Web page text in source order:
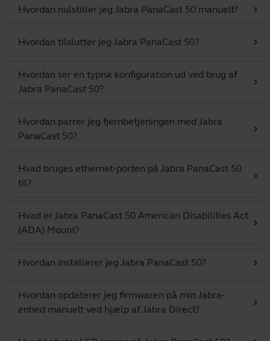
Hvordan nulstiller jeg Jabra PanaCast 50 manuelt? chevron_right
Hvordan tilslutter jeg Jabra PanaCast 50? chevron_right
Hvordan ser en typisk konfiguration ud ved brug af
Jabra PanaCast 50?
chevron_right
Hvordan parrer jeg fjernbetjeningen med Jabra
PanaCast 50?
chevron_right
Hvad bruges ethernet-porten på Jabra PanaCast 50
til?
chevron_right
Hvad er Jabra PanaCast 50 American Disabilities Act
(ADA) Mount?
chevron_right
Hvordan installerer jeg Jabra PanaCast 50? chevron_right
Hvordan opdaterer jeg firmwaren på min Jabra-
enhed manuelt ved hjælp af Jabra Direct?
chevron_right